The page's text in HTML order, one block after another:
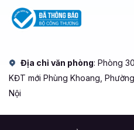
Địa chỉ văn phòng: Phòng
KĐT mới Phùng Khoang,
Nội